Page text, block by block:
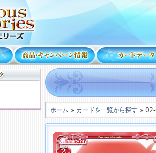
ホーム » カードを一覧から探す »